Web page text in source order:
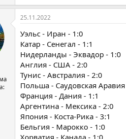
25.11.2022
Уэльс - Иран - 1:0
Катар - Сенегал - 1:1
Нидерланды - Эквадор - 1:0
Англия - США - 2:0
Тунис - Австралия - 2:0
Польша - Саудовская Аравия
Франция - Дания - 1:1
Аргентина - Мексика - 2:0
Япония - Коста-Рика - 3:1
Бельгия - Марокко - 1:0
Хорватия - Канада - 1:0